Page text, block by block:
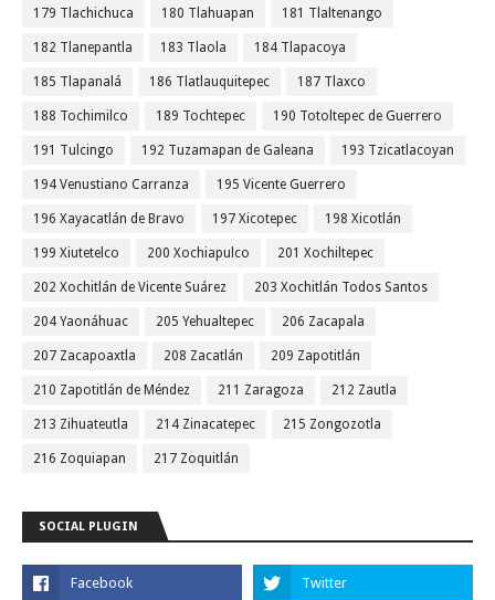
179 Tlachichuca 180 Tlahuapan 181 Tlaltenango
182 Tlanepantla 183 Tlaola 184 Tlapacoya
185 Tlapanalá 186 Tlatlauquitepec 187 Tlaxco
188 Tochimilco 189 Tochtepec 190 Totoltepec de Guerrero
191 Tulcingo 192 Tuzamapan de Galeana 193 Tzicatlacoyan
194 Venustiano Carranza 195 Vicente Guerrero
196 Xayacatlán de Bravo 197 Xicotepec 198 Xicotlán
199 Xiutetelco 200 Xochiapulco 201 Xochiltepec
202 Xochitlán de Vicente Suárez 203 Xochitlán Todos Santos
204 Yaonáhuac 205 Yehualtepec 206 Zacapala
207 Zacapoaxtla 208 Zacatlán 209 Zapotitlán
210 Zapotitlán de Méndez 211 Zaragoza 212 Zautla
213 Zihuateutla 214 Zinacatepec 215 Zongozotla
216 Zoquiapan 217 Zoquitlán
SOCIAL PLUGIN